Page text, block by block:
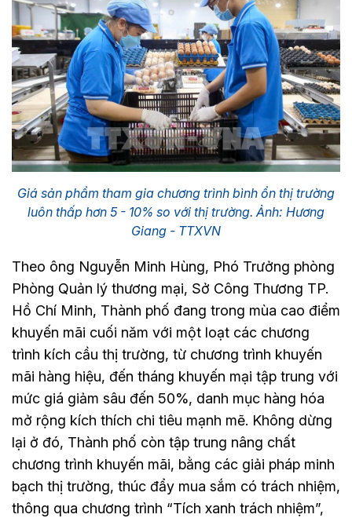
Giá sản phẩm tham gia chương trình bình ổn thị trường
luôn thấp hơn 5 - 10% so với thị trường. Ảnh: Hương
Giang - TTXVN
Theo ông Nguyễn Minh Hùng, Phó Trưởng phòng
Phòng Quản lý thương mại, Sở Công Thương TP.
Hồ Chí Minh, Thành phố đang trong mùa cao điểm
khuyến mãi cuối năm với một loạt các chương
trình kích cầu thị trường, từ chương trình khuyến
mãi hàng hiệu, đến tháng khuyến mại tập trung với
mức giá giảm sâu đến 50%, danh mục hàng hóa
mở rộng kích thích chi tiêu mạnh mẽ. Không dừng
lại ở đó, Thành phố còn tập trung nâng chất
chương trình khuyến mãi, bằng các giải pháp minh
bạch thị trường, thúc đẩy mua sắm có trách nhiệm,
thông qua chương trình “Tích xanh trách nhiệm”,